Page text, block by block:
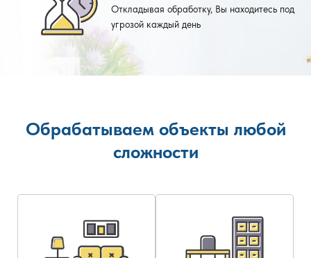
Откладывая обработку, Вы находитесь под
угрозой каждый день
Обрабатываем объекты любой
сложности